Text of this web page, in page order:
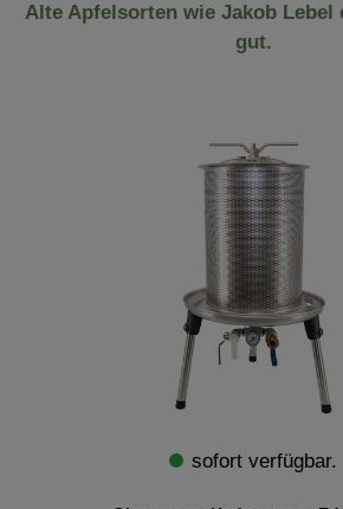
Alte Apfelsorten wie Jakob Lebel
gut.
sofort verfügbar.